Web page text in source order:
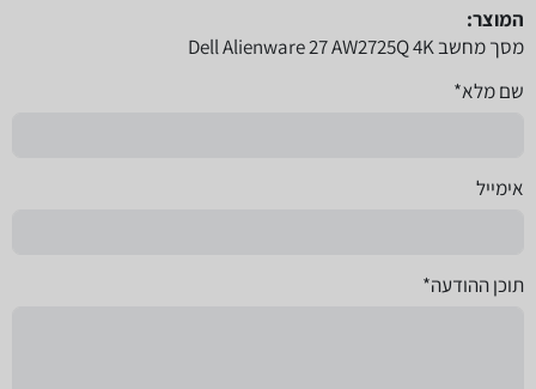
המוצר:
מסך מחשב Dell Alienware 27 AW2725Q 4K
שם מלא*
אימייל
תוכן ההודעה*